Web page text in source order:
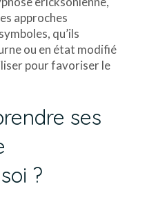
approches
qu’ils
ou en état modifié
pour favoriser le
ses
?